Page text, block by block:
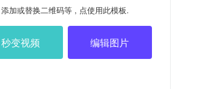
候
加或替换二维码等 , 点使用此模板.
秒变视频 编辑图片